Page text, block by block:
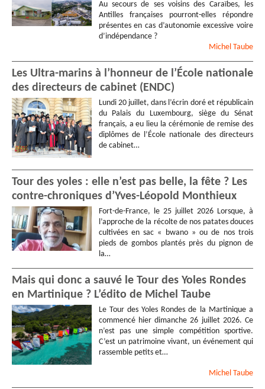
Au secours de ses voisins des Caraïbes, les
Antilles françaises pourront-elles répondre
présentes en cas d’autonomie excessive voire
d’indépendance ?
Michel Taube
Les Ultra-marins à l’honneur de l’École nationale
des directeurs de cabinet (ENDC)
Lundi 20 juillet, dans l’écrin doré et républicain
du Palais du Luxembourg, siège du Sénat
français, a eu lieu la cérémonie de remise des
diplômes de l’École nationale des directeurs
de cabinet…
Tour des yoles : elle n’est pas belle, la fête ? Les
contre-chroniques d’Yves-Léopold Monthieux
Fort-de-France, le 25 juillet 2026 Lorsque, à
l’approche de la récolte de nos patates douces
cultivées en sac « bwano » ou de nos trois
pieds de gombos plantés près du pignon de
la…
Mais qui donc a sauvé le Tour des Yoles Rondes
en Martinique ? L’édito de Michel Taube
Le Tour des Yoles Rondes de la Martinique a
commencé hier dimanche 26 juillet 2026. Ce
n’est pas une simple compétition sportive.
C’est un patrimoine vivant, un événement qui
rassemble petits et…
Michel Taube